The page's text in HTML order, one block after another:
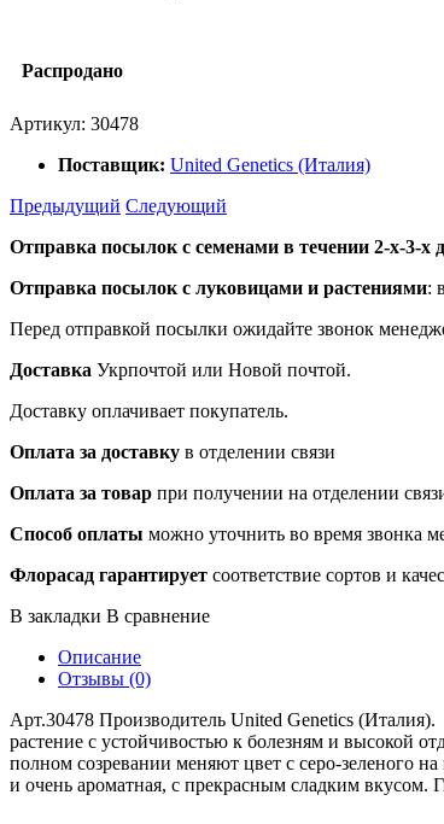
Распродано
Артикул: 30478
Поставщик: United Genetics (Италия)
Предыдущий Следующий
Отправка посылок с семенами в течении 2-х-3-х
Отправка посылок с луковицами и растениями:
Перед отправкой посылки ожидайте звонок
Доставка Укрпочтой или Новой почтой.
Доставку оплачивает покупатель.
Оплата за доставку в отделении связи
Оплата за товар при получении на отделении
Способ оплаты можно уточнить во время звонка
Флорасад гарантирует соответствие сортов и
В закладки В сравнение
Описание
Отзывы (0)
Арт.30478 Производитель United Genetics
растение с устойчивостью к болезням и высокой
полном созревании меняют цвет с серо-зеленого
и очень ароматная, с прекрасным сладким